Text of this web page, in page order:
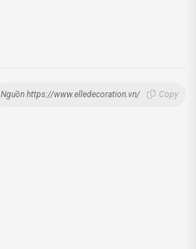
Nguồn https://www.elledecoration.vn/ Copy